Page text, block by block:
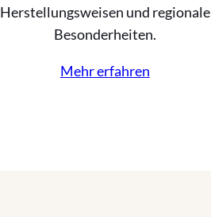
Herstellungsweisen und regionale
Besonderheiten.
Mehr erfahren